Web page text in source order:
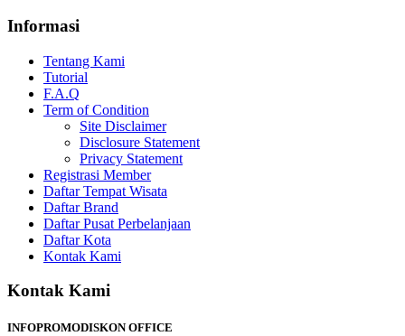
Informasi
Tentang Kami
Tutorial
F.A.Q
Term of Condition
Site Disclaimer
Disclosure Statement
Privacy Statement
Registrasi Member
Daftar Tempat Wisata
Daftar Brand
Daftar Pusat Perbelanjaan
Daftar Kota
Kontak Kami
Kontak Kami
INFOPROMODISKON OFFICE